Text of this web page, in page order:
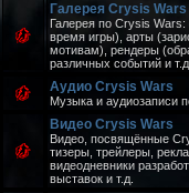
Галерея Crysis Wars
Галерея по Crysis
время игры), арты
мотивам), рендеры
различных событий и т.д.
Аудио Crysis Wars
Музыка и аудиозаписи
Видео Crysis Wars
Видео, посвящённые
тизеры, трейлеры,
видеодневники
выставок и т.д.